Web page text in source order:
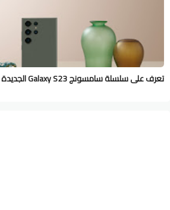
تعرف على سلسلة سامسونج Galaxy S23 الجديدة